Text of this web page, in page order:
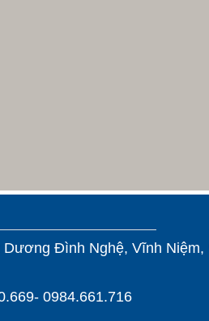
Dương Đình Nghệ, Vĩnh Niệm,
0984.661.716